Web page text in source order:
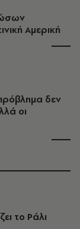
Αμερική
δεν
οι
το Ράλι